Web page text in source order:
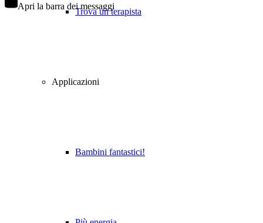
Trova un terapista
Applicazioni
Bambini fantastici!
Apri la barra dei messaggi